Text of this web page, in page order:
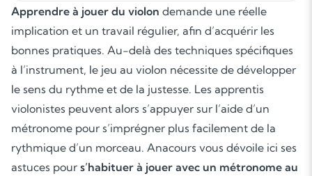
Apprendre à jouer du violon demande une réelle
implication et un travail régulier, afin d’acquérir les
bonnes pratiques. Au-delà des techniques spécifiques
à l’instrument, le jeu au violon nécessite de développer
le sens du rythme et de la justesse. Les apprentis
violonistes peuvent alors s’appuyer sur l’aide d’un
métronome pour s’imprégner plus facilement de la
rythmique d’un morceau. Anacours vous dévoile ici ses
astuces pour s’habituer à jouer avec un métronome au